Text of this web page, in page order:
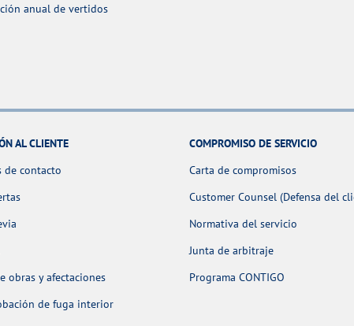
anual de vertidos
AL CLIENTE
de contacto
obras y afectaciones
de fuga interior
COMPROMISO DE SERVICIO
Carta de compromisos
Customer Counsel (Defensa del
Normativa del servicio
Junta de arbitraje
Programa CONTIGO